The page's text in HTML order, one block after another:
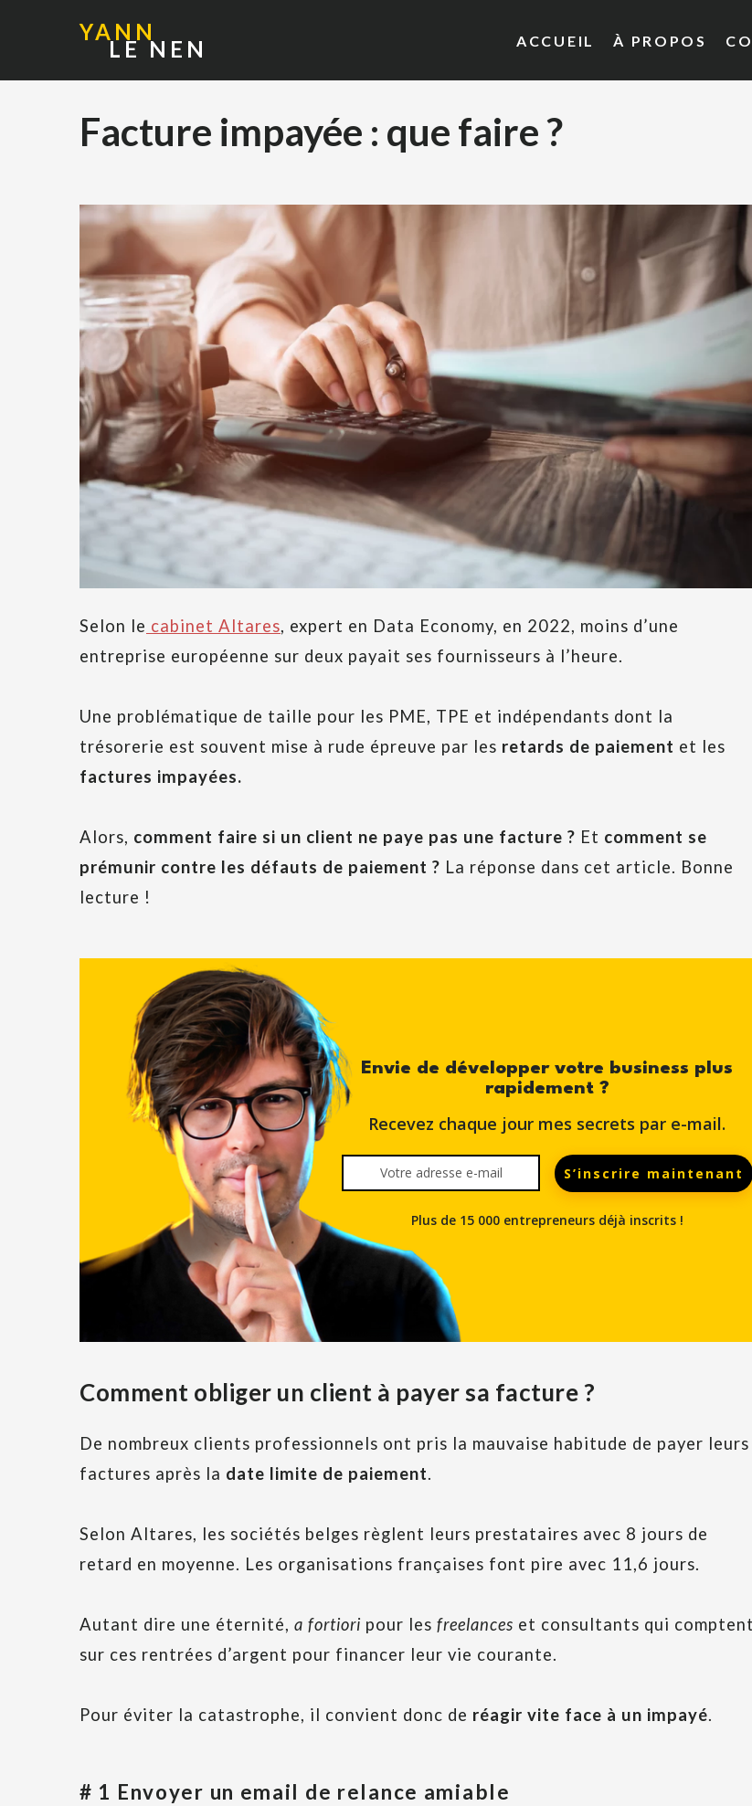
YANN
LE NEN ACCUEIL À PROPOS
Facture impayée : que faire ?
Selon le cabinet Altares, expert en Data Economy, en 2022, moins d’une
entreprise européenne sur deux payait ses fournisseurs à l’heure.
Une problématique de taille pour les PME, TPE et indépendants dont la
trésorerie est souvent mise à rude épreuve par les retards de paiement et les
factures impayées.
Alors, comment faire si un client ne paye pas une facture ? Et comment se
prémunir contre les défauts de paiement ? La réponse dans cet article. Bonne
lecture !
Envie de développer votre business plus
rapidement ?
Recevez chaque jour mes secrets par e-mail.
S’inscrire maintenant
Plus de 15 000 entrepreneurs déjà inscrits !
Comment obliger un client à payer sa facture ?
De nombreux clients professionnels ont pris la mauvaise habitude de payer leurs
factures après la date limite de paiement.
Selon Altares, les sociétés belges règlent leurs prestataires avec 8 jours de
retard en moyenne. Les organisations françaises font pire avec 11,6 jours.
Autant dire une éternité, a fortiori pour les freelances et consultants qui comptent
sur ces rentrées d’argent pour financer leur vie courante.
Pour éviter la catastrophe, il convient donc de réagir vite face à un impayé.
# 1 Envoyer un email de relance amiable